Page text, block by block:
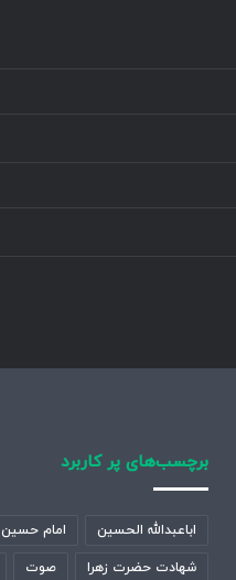
برچسب‌های پر کاربرد
اباعبدالله الحسین امام حسین
شهادت حضرت زهرا صوت